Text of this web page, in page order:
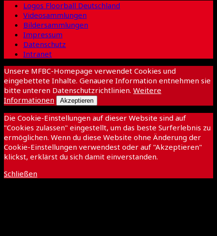
Logos Floorball Deutschland
Videosammlungen
Bildersammlungen
Impressum
Datenschutz
Intranet
Unsere MFBC-Homepage verwendet Cookies und
eingebettete Inhalte. Genauere Information entnehmen sie
bitte unteren Datenschutzrichtlinien. Weitere
Informationen
Akzeptieren
Die Cookie-Einstellungen auf dieser Website sind auf
"Cookies zulassen" eingestellt, um das beste Surferlebnis zu
ermöglichen. Wenn du diese Website ohne Änderung der
Cookie-Einstellungen verwendest oder auf "Akzeptieren"
klickst, erklärst du sich damit einverstanden.
Schließen